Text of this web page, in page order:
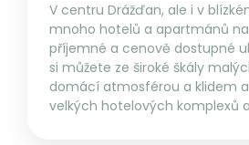
V centru Drážďan, ale i v
mnoho hotelů a apartmánů
příjemné a cenově dostupné
si můžete ze široké škály
domácí atmosférou a klidem
velkých hotelových komplexů